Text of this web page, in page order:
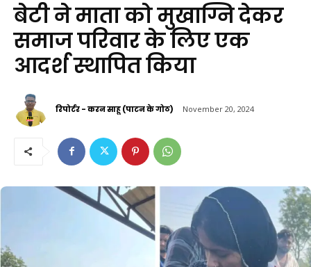
बेटी ने माता को मुखाग्नि देकर
समाज परिवार के लिए एक
आदर्श स्थापित किया
रिपोर्टर - करन साहू (पाटन के गोठ) November 20, 2024